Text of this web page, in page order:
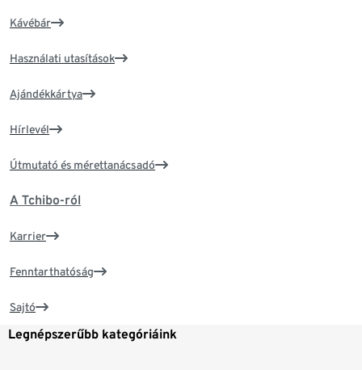
Kávébár
Használati utasítások
Ajándékkártya
Hírlevél
Útmutató és mérettanácsadó
A Tchibo-ról
Karrier
Fenntarthatóság
Sajtó
Legnépszerűbb kategóriáink